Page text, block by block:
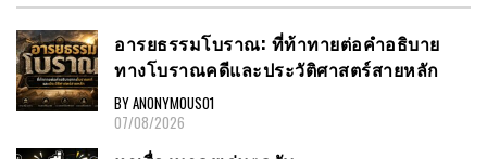
อารยธรรมโบราณ: ที่ท้าทายต่อคำอธิบาย
ทางโบราณคดีและประวัติศาสตร์สายหลัก
BY ANONYMOUS01
07/08/2026